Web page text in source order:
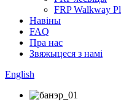
FRP Walkway
Навіны
FAQ
Пра нас
Звяжыцеся з намі
English